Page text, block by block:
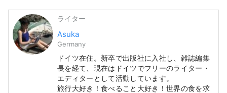
ライター
Asuka
Germany
ドイツ在住。新卒で出版社に入社し、雑誌編集
長を経て、現在はドイツでフリーのライター・
エディターとして活動しています。
旅行大好き！食べること大好き！世界の食を求